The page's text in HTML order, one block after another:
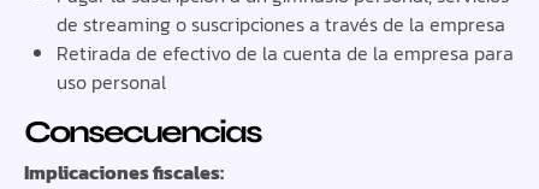
de streaming o suscripciones a través de la empresa
Retirada de efectivo de la cuenta de la empresa para
uso personal
Consecuencias
Implicaciones fiscales: